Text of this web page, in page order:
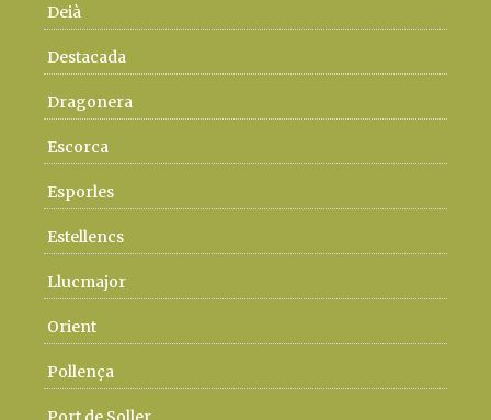
Deià
Destacada
Dragonera
Escorca
Esporles
Estellencs
Llucmajor
Orient
Pollença